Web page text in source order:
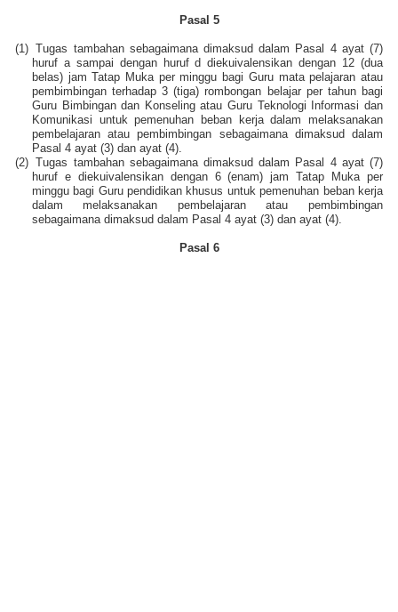
Pasal 5
(1) Tugas tambahan sebagaimana dimaksud dalam Pasal 4 ayat (7)
huruf a sampai dengan huruf d diekuivalensikan dengan 12 (dua
belas) jam Tatap Muka per minggu bagi Guru mata pelajaran atau
pembimbingan terhadap 3 (tiga) rombongan belajar per tahun bagi
Guru Bimbingan dan Konseling atau Guru Teknologi Informasi dan
Komunikasi untuk pemenuhan beban kerja dalam melaksanakan
pembelajaran atau pembimbingan sebagaimana dimaksud dalam
Pasal 4 ayat (3) dan ayat (4).
(2) Tugas tambahan sebagaimana dimaksud dalam Pasal 4 ayat (7)
huruf e diekuivalensikan dengan 6 (enam) jam Tatap Muka per
minggu bagi Guru pendidikan khusus untuk pemenuhan beban kerja
dalam melaksanakan pembelajaran atau pembimbingan
sebagaimana dimaksud dalam Pasal 4 ayat (3) dan ayat (4).
Pasal 6